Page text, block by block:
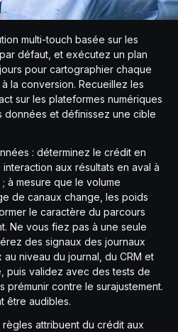
multi-touch basée sur les
défaut, et exécutez un plan
pour cartographier chaque
la conversion. Recueillez les
sur les plateformes numériques
données et définissez une cible
: déterminez le crédit en
aux résultats en aval à
à mesure que le volume
de canaux change, les poids
le caractère du parcours
Ne vous fiez pas à une seule
des signaux des journaux
niveau du journal, du CRM et
puis validez avec des tests de
prémunir contre le surajustement.
être audibles.
attribuent du crédit aux